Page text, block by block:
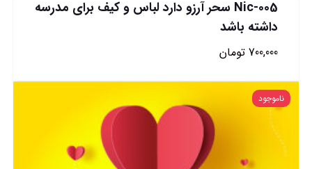
Nic-005 سحر آرزو دارد لباس و کیف برای مدرسه
داشته باشد
700,000 تومان
ناموجود